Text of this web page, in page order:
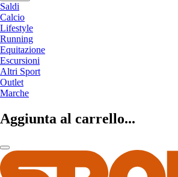
Saldi
Calcio
Lifestyle
Running
Equitazione
Escursioni
Altri Sport
Outlet
Marche
Aggiunta al carrello...